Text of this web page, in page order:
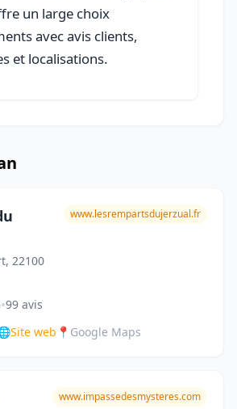
un large choix
avec avis clients,
et localisations.
22100
www.lesrempartsdujerzual.fr
•99 avis
Site web 📍 Google Maps
www.impassedesmysteres.com